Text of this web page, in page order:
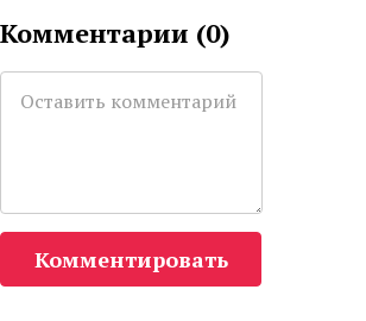
Комментарии (0)
Комментировать